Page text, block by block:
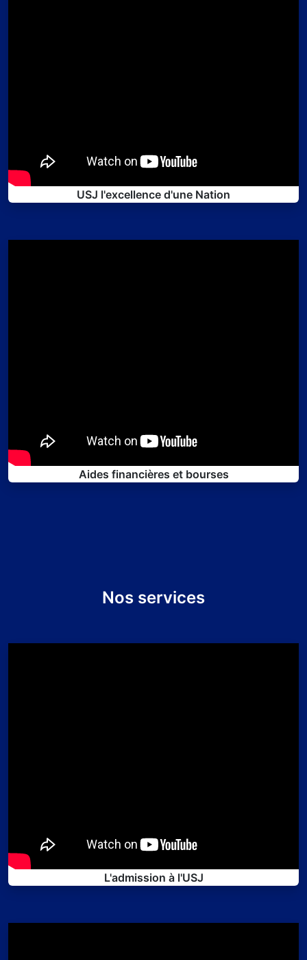
USJ l'excellence d'une Nation
Aides financières et bourses
Nos services
L'admission à l'USJ